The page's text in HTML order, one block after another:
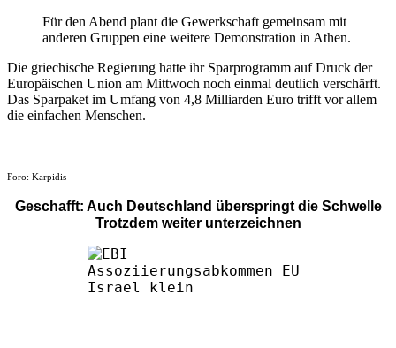
Für den Abend plant die Gewerkschaft gemeinsam mit
anderen Gruppen eine weitere Demonstration in Athen.
Die griechische Regierung hatte ihr Sparprogramm auf Druck der
Europäischen Union am Mittwoch noch einmal deutlich verschärft.
Das Sparpaket im Umfang von 4,8 Milliarden Euro trifft vor allem
die einfachen Menschen.
Foro: Karpidis
Geschafft: Auch Deutschland überspringt die Schwelle
Trotzdem weiter unterzeichnen